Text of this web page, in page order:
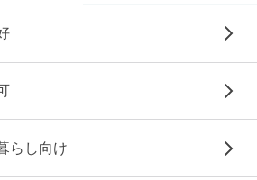
らし向け